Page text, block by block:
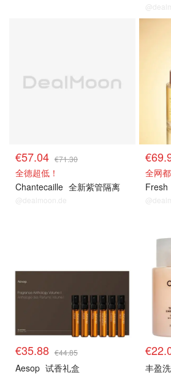
€57.04 €71.30
全德超低！
Chantecaille 全新紫管隔离
@dealmoon.de
全网
Fresh
€35.88 €44.85
Aesop 试香礼盒 丰盈